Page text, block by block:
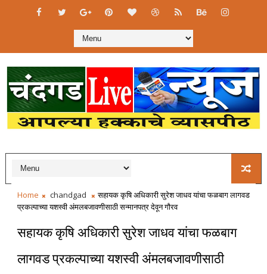
Home chandgad
सहायक कृषि अधिकारी सुरेश जाधव यांचा फळबाग लागवड
प्रकल्पाच्या यशस्वी अंमलबजावणीसाठी सन्मानपत्र देवून गौरव
सहायक कृषि अधिकारी सुरेश जाधव यांचा फळबाग
लागवड प्रकल्पाच्या यशस्वी अंमलबजावणीसाठी